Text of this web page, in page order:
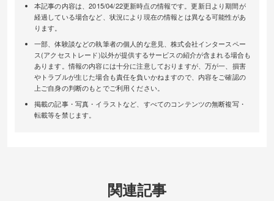
本記事の内容は、2015/04/22更新時点の情報です。更新日より期間が
経過している場合など、状況により現在の情報とは異なる可能性があ
ります。
一部、体験談などの執筆者の個人的な意見、株式会社インタースペー
ス(アクセストレード)以外が提供するサービスの紹介が含まれる場合も
あります。情報の内容には十分に注意しておりますが、万が一、損害
やトラブルが生じた場合も責任を負いかねますので、内容をご確認の
上ご自身の判断のもとでご利用ください。
掲載の記事・写真・イラストなど、すべてのコンテンツの無断複写・
転載等を禁じます。
関連記事